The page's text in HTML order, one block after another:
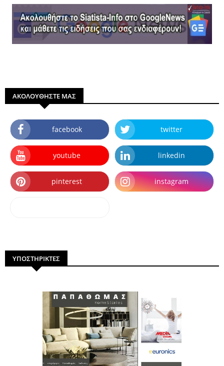
ΑΚΟΛΟΥΘΗΣΤΕ ΜΑΣ
facebook twitter
youtube linkedin
pinterest instagram
ΥΠΟΣΤΗΡΙΚΤΕΣ